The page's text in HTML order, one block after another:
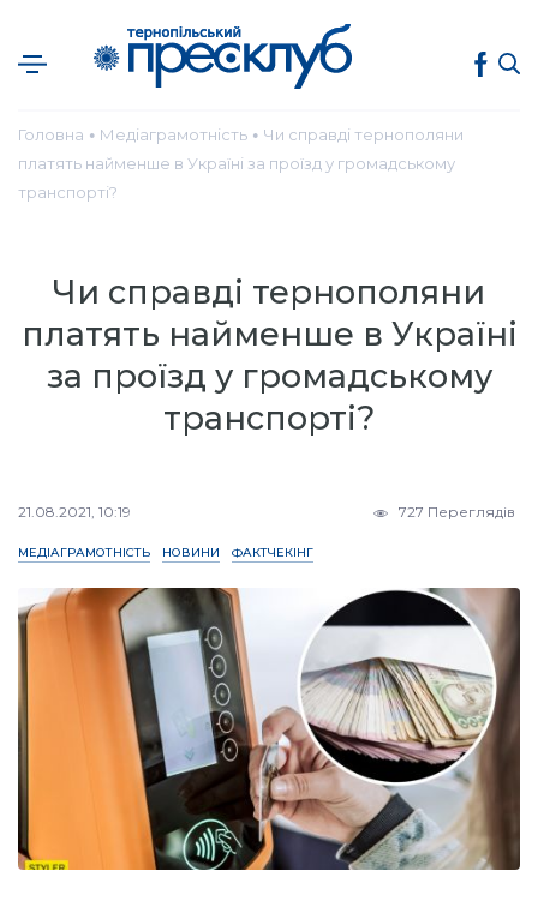
Головна ● Медіаграмотність ● Чи справді тернополяни
платять найменше в Україні за проїзд у громадському
транспорті?
Чи справді тернополяни
платять найменше в Україні
за проїзд у громадському
транспорті?
21.08.2021, 10:19 727 Переглядів
МЕДІАГРАМОТНІСТЬ НОВИНИ ФАКТЧЕКІНГ